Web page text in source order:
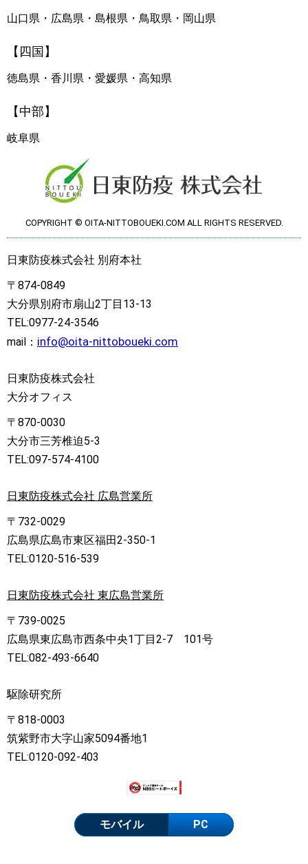
山口県・広島県・島根県・鳥取県・岡山県
【四国】
徳島県・香川県・愛媛県・高知県
【中部】
岐阜県
COPYRIGHT © OITA-NITTOBOUEKI.COM ALL RIGHTS RESERVED.
日東防疫株式会社 別府本社
〒874-0849
大分県別府市扇山2丁目13-13
TEL:0977-24-3546
mail： info@oita-nittoboueki.com
日東防疫株式会社
大分オフィス
〒870-0030
大分市三芳椎迫5-3
TEL:097-574-4100
日東防疫株式会社 広島営業所
〒732-0029
広島県広島市東区福田2-350-1
TEL:0120-516-539
日東防疫株式会社 東広島営業所
〒739-0025
広島県東広島市西条中央1丁目2-7 101号
TEL:082-493-6640
駆除研究所
〒818-0003
筑紫野市大字山家5094番地1
TEL:0120-092-403
モバイル PC